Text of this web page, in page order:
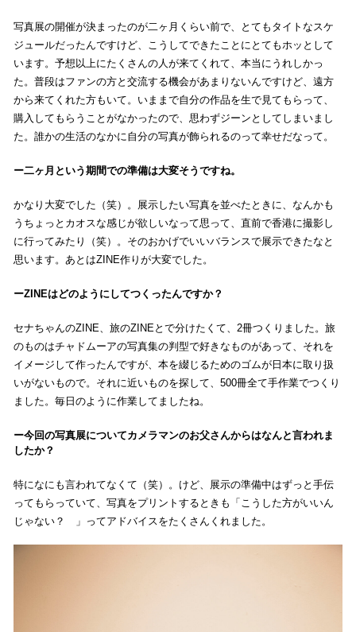
写真展の開催が決まったのが二ヶ月くらい前で、とてもタイトなスケ
ジュールだったんですけど、こうしてできたことにとてもホッとして
います。予想以上にたくさんの人が来てくれて、本当にうれしかっ
た。普段はファンの方と交流する機会があまりないんですけど、遠方
から来てくれた方もいて。いままで自分の作品を生で見てもらって、
購入してもらうことがなかったので、思わずジーンとしてしまいまし
た。誰かの生活のなかに自分の写真が飾られるのって幸せだなって。
二ヶ月という期間での準備は大変そうですね。
かなり大変でした（笑）。展示したい写真を並べたときに、なんかも
うちょっとカオスな感じが欲しいなって思って、直前で香港に撮影し
に行ってみたり（笑）。そのおかげでいいバランスで展示できたなと
思います。あとはZINE作りが大変でした。
ZINEはどのようにしてつくったんですか？
セナちゃんのZINE、旅のZINEとで分けたくて、2冊つくりました。旅
のものはチャドムーアの写真集の判型で好きなものがあって、それを
イメージして作ったんですが、本を綴じるためのゴムが日本に取り扱
いがないもので。それに近いものを探して、500冊全て手作業でつくり
ました。毎日のように作業してましたね。
今回の写真展についてカメラマンのお父さんからはなんと言われま
したか？
特になにも言われてなくて（笑）。けど、展示の準備中はずっと手伝
ってもらっていて、写真をプリントするときも「こうした方がいいん
じゃない？ 」ってアドバイスをたくさんくれました。